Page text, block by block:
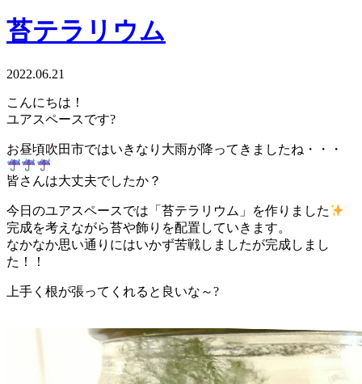
苔テラリウム
2022.06.21
こんにちは！
ユアスペースです?
お昼頃吹田市ではいきなり大雨が降ってきましたね・・・
皆さんは大丈夫でしたか？
今日のユアスペースでは「苔テラリウム」を作りました
完成を考えながら苔や飾りを配置していきます。
なかなか思い通りにはいかず苦戦しましたが完成しまし
た！！
上手く根が張ってくれると良いな～?